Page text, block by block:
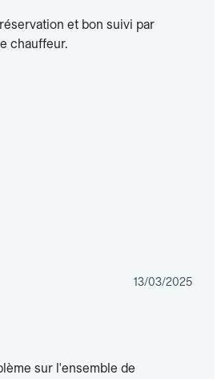
et bon suivi par
chauffeur.
13/03/2025
sur l'ensemble de